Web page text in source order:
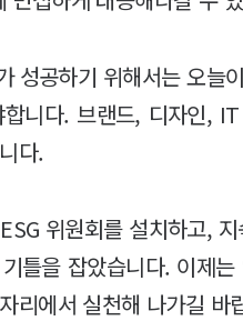
성공하기 위해서는 오늘
니다. 브랜드, 디자인,
다.
위원회를 설치하고,
틀을 잡았습니다. 이제
리에서 실천해 나가길 바